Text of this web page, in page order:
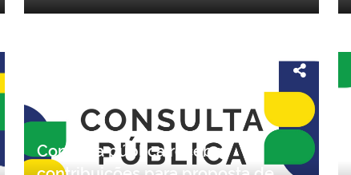
da CONAREDD+ recebe inscrições